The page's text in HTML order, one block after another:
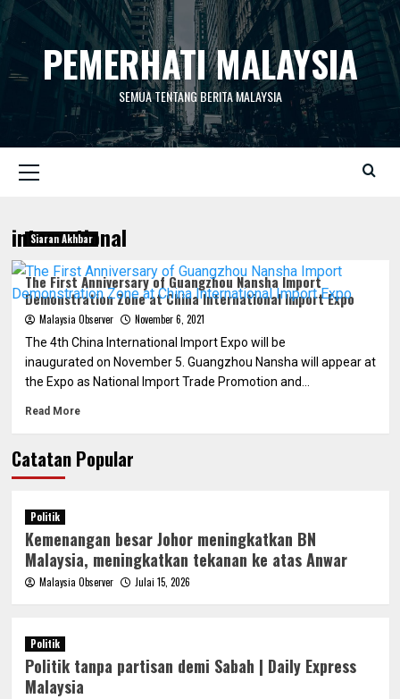
Skip
contentPEMERHATI MALAYSIA
SEMUA TENTANG BERITA MALAYSIA
Menu
international
Siaran Akhbar
The First Anniversary of Guangzhou Nansha Import
Demonstration Zone at China International Import Expo
Malaysia Observer
November 6, 2021
The 4th China International Import Expo will be
inaugurated on November 5. Guangzhou Nansha will appear at
the Expo as National Import Trade Promotion and...
Read More
Catatan Popular
Politik
Kemenangan besar Johor meningkatkan BN
Malaysia, meningkatkan tekanan ke atas Anwar
Malaysia Observer Julai 15, 2026
Politik
Politik tanpa partisan demi Sabah | Daily Express
Malaysia